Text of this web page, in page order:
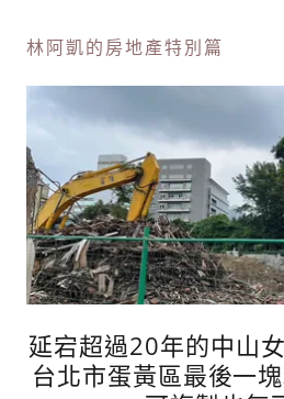
林阿凱的房地產特別篇
延宕超過20年的中山
台北市蛋黃區最後一